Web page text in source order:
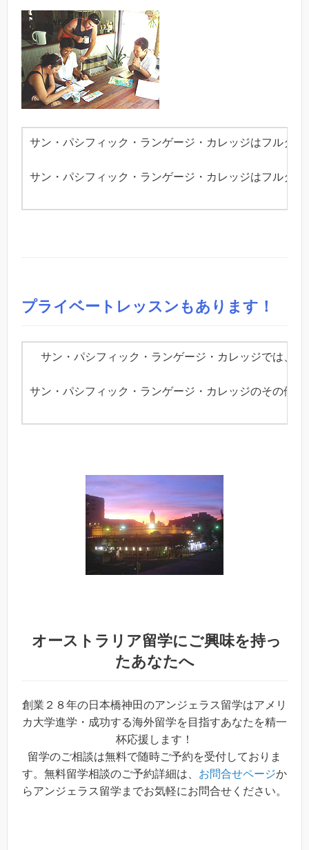
サン・パシフィック・ランゲージ・カレッジはフルタ
サン・パシフィック・ランゲージ・カレッジはフルタ
プライベートレッスンもあります！
サン・パシフィック・ランゲージ・カレッジでは、
サン・パシフィック・ランゲージ・カレッジのその他
オーストラリア留学にご興味を持っ
たあなたへ
創業２８年の日本橋神田のアンジェラス留学はアメリ
カ大学進学・成功する海外留学を目指すあなたを精一
杯応援します！
留学のご相談は無料で随時ご予約を受付しておりま
す。無料留学相談のご予約詳細は、 お問合せページか
らアンジェラス留学までお気軽にお問合せください。